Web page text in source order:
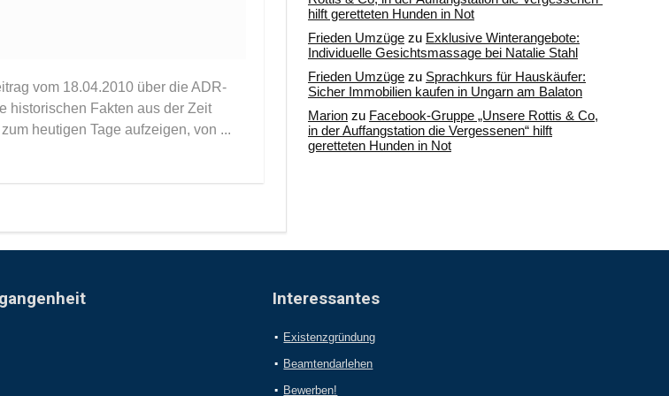
vom 18.04.2010 über die ADR-
historischen Fakten aus der Zeit
heutigen Tage aufzeigen, von ...
hilft geretteten Hunden in Not
Frieden Umzüge zu Exklusive Winterangebote:
Individuelle Gesichtsmassage bei Natalie Stahl
Frieden Umzüge zu Sprachkurs für Hauskäufer:
Sicher Immobilien kaufen in Ungarn am Balaton
Marion zu Facebook-Gruppe „Unsere Rottis & Co,
in der Auffangstation die Vergessenen“ hilft
geretteten Hunden in Not
Interessantes
Existenzgründung
Beamtendarlehen
Bewerben!